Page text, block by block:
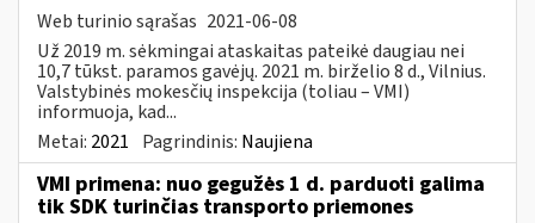
Web turinio sąrašas 2021-06-08
Už 2019 m. sėkmingai ataskaitas pateikė daugiau nei
10,7 tūkst. paramos gavėjų. 2021 m. birželio 8 d., Vilnius.
Valstybinės mokesčių inspekcija (toliau – VMI)
informuoja, kad...
Metai: 2021 Pagrindinis: Naujiena
VMI primena: nuo gegužės 1 d. parduoti galima
tik SDK turinčias transporto priemones